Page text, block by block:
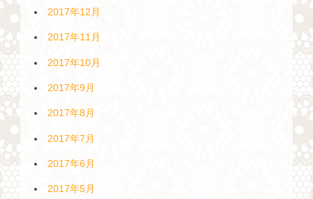
2017年12月
2017年11月
2017年10月
2017年9月
2017年8月
2017年7月
2017年6月
2017年5月